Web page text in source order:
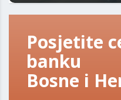
Posjetite
banku
Bosne i